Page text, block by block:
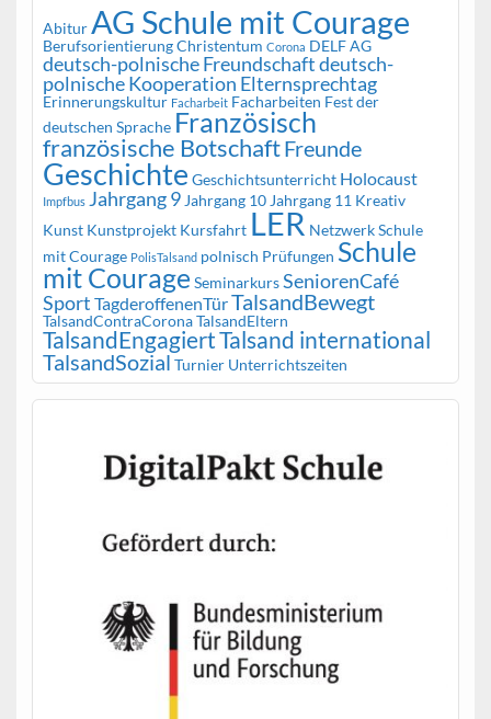
Abitur AG Schule mit Courage
BerufsorientierungChristentum Corona DELF AG
deutsch-polnische Freundschaftdeutsch-
polnische Kooperation Elternsprechtag
Erinnerungskultur Facharbeit Facharbeiten Fest der
deutschen Sprache Französisch
französische BotschaftFreunde
Geschichte Geschichtsunterricht Holocaust
Impfbus Jahrgang 9 Jahrgang 10 Jahrgang 11 Kreativ
Kunst Kunstprojekt Kursfahrt LER Netzwerk Schule
mit Courage PolisTalsand polnisch Prüfungen Schule
mit Courage SeminarkursSeniorenCafé
Sport TagderoffenenTürTalsandBewegt
TalsandContraCoronaTalsandEltern
TalsandEngagiertTalsand international
TalsandSozial Turnier Unterrichtszeiten